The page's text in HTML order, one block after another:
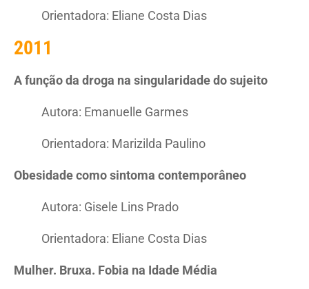
Orientadora: Eliane Costa Dias
2011
A função da droga na singularidade do sujeito
Autora: Emanuelle Garmes
Orientadora: Marizilda Paulino
Obesidade como sintoma contemporâneo
Autora: Gisele Lins Prado
Orientadora: Eliane Costa Dias
Mulher. Bruxa. Fobia na Idade Média